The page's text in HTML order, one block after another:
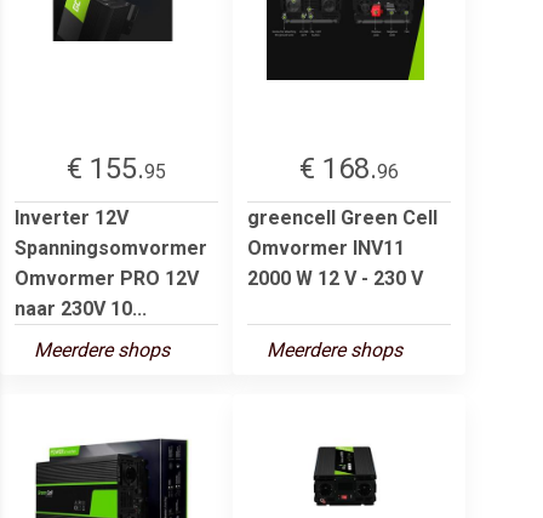
€ 155.95
Inverter 12V
Spanningsomvormer
Omvormer PRO 12V
naar 230V 10...
Meerdere shops
€ 168.96
greencell Green Cell
Omvormer INV11
2000 W 12 V - 230 V
Meerdere shops